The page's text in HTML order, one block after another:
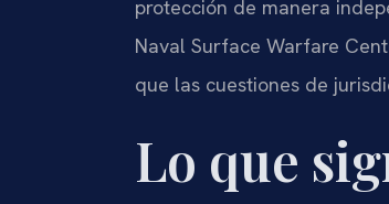
protección de manera
Naval Surface Warfare
que las cuestiones de
Lo que